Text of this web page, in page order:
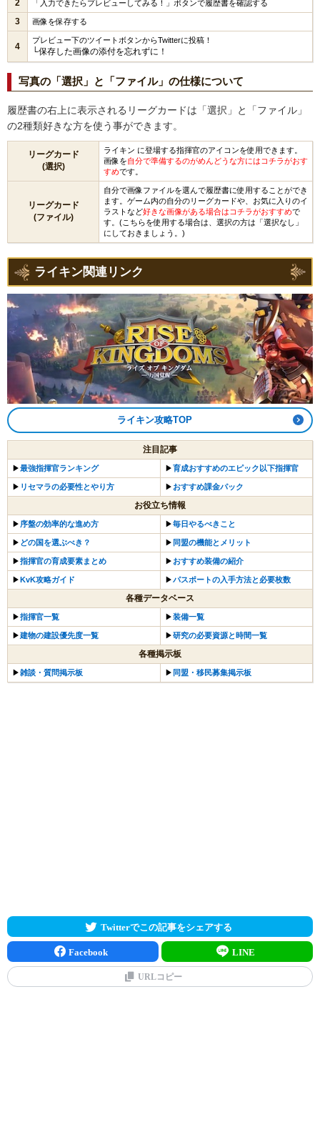
2 「入力できたらプレビューしてみる！」ボタンで履歴書を確認する
3 画像を保存する
4
プレビュー下のツイートボタンからTwitterに投稿！
└保存した画像の添付を忘れずに！
写真の「選択」と「ファイル」の仕様について
履歴書の右上に表示されるリーグカードは「選択」と「ファイル」
の2種類好きな方を使う事ができます。
リーグカード
(選択)
ライキン に登場する指揮官のアイコンを使用できます。
画像を自分で準備するのがめんどうな方にはコチラがおす
すめです。
リーグカード
(ファイル)
自分で画像ファイルを選んで履歴書に使用することができ
ます。ゲーム内の自分のリーグカードや、お気に入りのイ
ラストなど好きな画像がある場合はコチラがおすすめで
す。(こちらを使用する場合は、選択の方は「選択なし」
にしておきましょう。)
ライキン関連リンク
ライキン攻略TOP
注目記事
▶︎最強指揮官ランキング ▶︎育成おすすめのエピック以下指揮官
▶︎ リセマラの必要性とやり方 ▶︎ おすすめ課金パック
お役立ち情報
▶︎ 序盤の効率的な進め方 ▶︎毎日やるべきこと
▶︎ どの国を選ぶべき？ ▶︎ 同盟の機能とメリット
▶︎指揮官の育成要素まとめ ▶︎ おすすめ装備の紹介
▶KvK攻略ガイド ▶︎パスポートの入手方法と必要枚数
各種データベース
▶︎指揮官一覧 ▶︎装備一覧
▶︎建物の建設優先度一覧 ▶︎研究の必要資源と時間一覧
各種掲示板
▶︎雑談・質問掲示板 ▶︎ 同盟・移民募集掲示板
Twitterでこの記事をシェアする
Facebook LINE
URLコピー